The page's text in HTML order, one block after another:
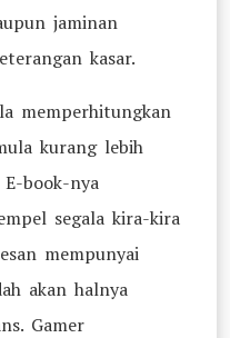
jaminan
kasar.
memperhitungkan
kurang lebih
book-nya
segala kira-kira
mempunyai
akan halnya
Gamer